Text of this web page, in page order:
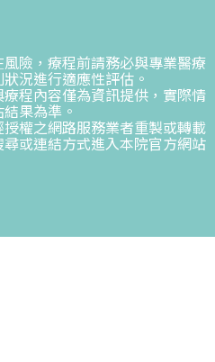
險，療程前請務必與專業醫療
況進行適應性評估。
程內容僅為資訊提供，實際情
果為準。
權之網路服務業者重製或轉載
或連結方式進入本院官方網站